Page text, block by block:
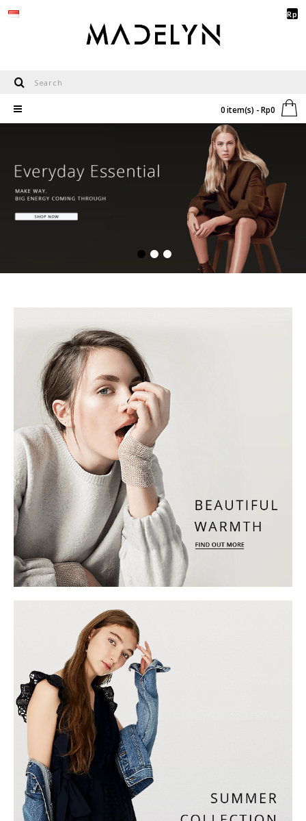
Rp
0 item(s) - Rp0